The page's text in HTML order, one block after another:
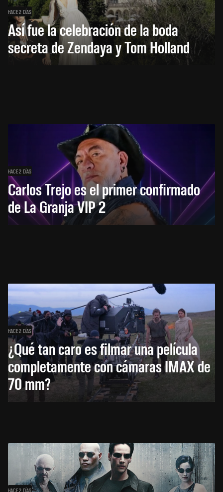
HACE 2 DÍAS
Así fue la celebración de la boda
secreta de Zendaya y Tom Holland
HACE 2 DÍAS
Carlos Trejo es el primer confirmado
de La Granja VIP 2
HACE 2 DÍAS
¿Qué tan caro es filmar una película
completamente con cámaras IMAX de
70 mm?
HACE 2 DÍAS